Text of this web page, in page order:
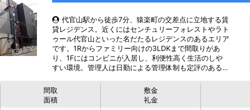
代官山駅から徒歩7分、猿楽町の交差点に立地する賃
貸レジデンス。近くにはセンチュリーフォレストやラト
ゥール代官山といった名だたるレジデンスのあるエリア
です。1Rからファミリー向けの3LDKまで間取りがあ
り、1Fにはコンビニが入居し、利便性高く生活のしや
すい環境。管理人は日勤による管理体制も定評のある…
間取
面積
敷金
礼金